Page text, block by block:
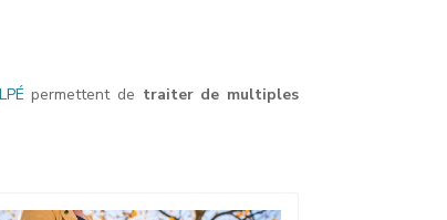
permettent de traiter de multiples